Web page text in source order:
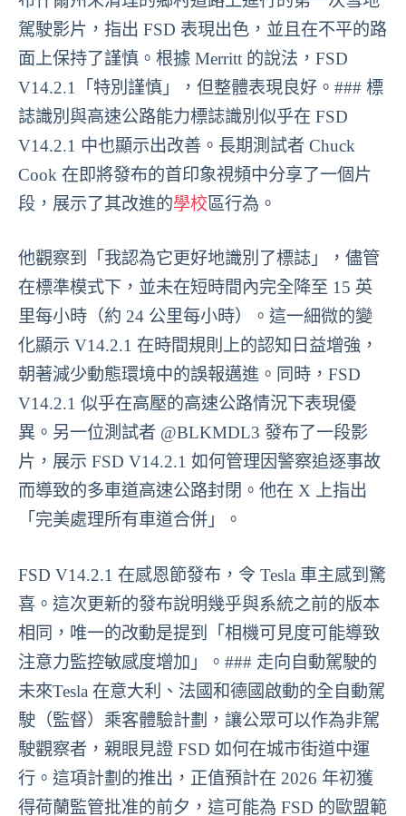
駕駛影片，指出 FSD 表現出色，並且在不平的路
面上保持了謹慎。根據 Merritt 的說法，FSD
V14.2.1「特別謹慎」，但整體表現良好。### 標
誌識別與高速公路能力標誌識別似乎在 FSD
V14.2.1 中也顯示出改善。長期測試者 Chuck
Cook 在即將發布的首印象視頻中分享了一個片
段，展示了其改進的學校區行為。
他觀察到「我認為它更好地識別了標誌」，儘管
在標準模式下，並未在短時間內完全降至 15 英
里每小時（約 24 公里每小時）。這一細微的變
化顯示 V14.2.1 在時間規則上的認知日益增強，
朝著減少動態環境中的誤報邁進。同時，FSD
V14.2.1 似乎在高壓的高速公路情況下表現優
異。另一位測試者 @BLKMDL3 發布了一段影
片，展示 FSD V14.2.1 如何管理因警察追逐事故
而導致的多車道高速公路封閉。他在 X 上指出
「完美處理所有車道合併」。
FSD V14.2.1 在感恩節發布，令 Tesla 車主感到驚
喜。這次更新的發布說明幾乎與系統之前的版本
相同，唯一的改動是提到「相機可見度可能導致
注意力監控敏感度增加」。### 走向自動駕駛的
未來Tesla 在意大利、法國和德國啟動的全自動駕
駛（監督）乘客體驗計劃，讓公眾可以作為非駕
駛觀察者，親眼見證 FSD 如何在城市街道中運
行。這項計劃的推出，正值預計在 2026 年初獲
得荷蘭監管批准的前夕，這可能為 FSD 的歐盟範